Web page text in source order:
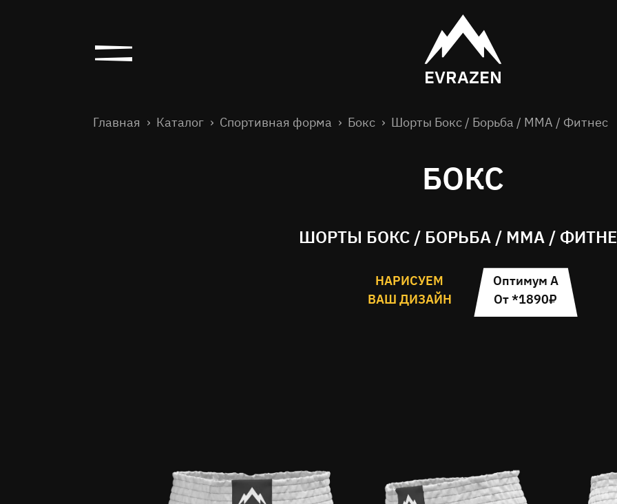
EVRAZEN
Главная Каталог Спортивная форма Бокс Шорты Бокс / Борьба / ММА / Фитнес
БОКС
ШОРТЫ БОКС / БОРЬБА / ММА /
НАРИСУЕМ
ВАШ ДИЗАЙН
Оптимум А
От *1890₽